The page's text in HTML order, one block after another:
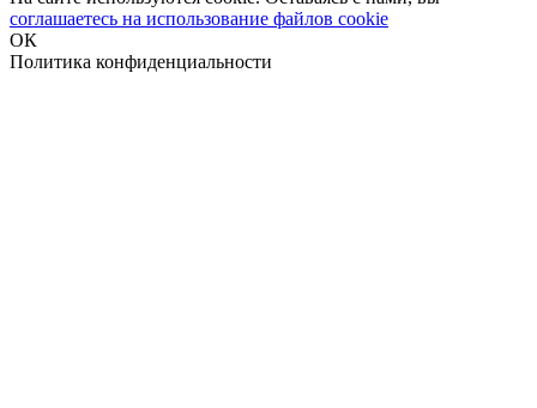
соглашаетесь на использование файлов cookie
ОК
Политика конфиденциальности